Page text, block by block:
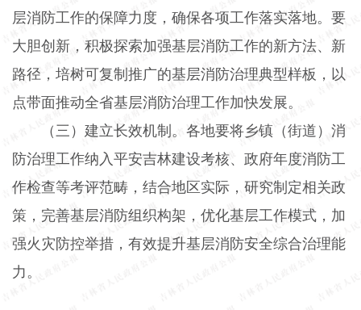
层消防工作的保障力度，确保各项工作落实落地。要
大胆创新，积极探索加强基层消防工作的新方法、新
路径，培树可复制推广的基层消防治理典型样板，以
点带面推动全省基层消防治理工作加快发展。
（三）建立长效机制。 各地要将乡镇（街道）消
防治理工作纳入平安吉林建设考核、政府年度消防工
作检查等考评范畴，结合地区实际，研究制定相关政
策，完善基层消防组织构架，优化基层工作模式，加
强火灾防控举措，有效提升基层消防安全综合治理能
力。